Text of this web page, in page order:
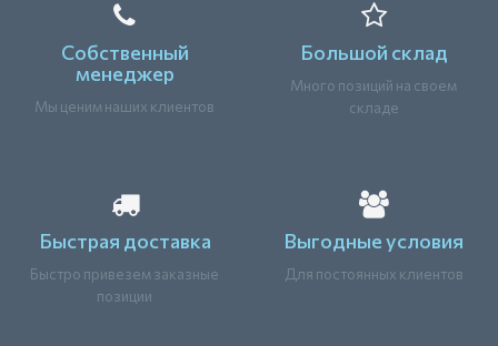
Собственный
менеджер
Мы ценим наших клиентов
Большой склад
Много позиций на своем
складе
Быстрая доставка
Быстро привезем заказные
позиции
Выгодные условия
Для постоянных клиентов